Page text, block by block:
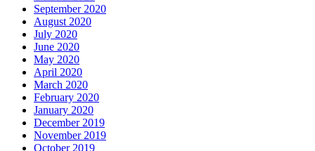
September 2020
August 2020
July 2020
June 2020
May 2020
April 2020
March 2020
February 2020
January 2020
December 2019
November 2019
October 2019